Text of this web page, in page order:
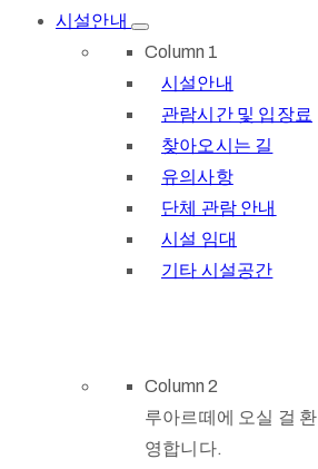
시설안내
Column 1
시설안내
관람시간 및 입장료
찾아오시는 길
유의사항
단체 관람 안내
시설 임대
기타 시설공간
Column 2
루아르떼에 오실 걸 환
영합니다.